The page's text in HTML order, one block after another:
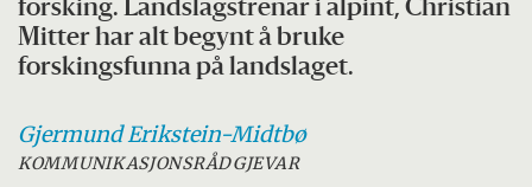
forsking. Landslagstrenar i alpint, Christian
Mitter har alt begynt å bruke
forskingsfunna på landslaget.
GjermundErikstein-Midtbø
KOMMUNIKASJONSRÅDGJEVAR